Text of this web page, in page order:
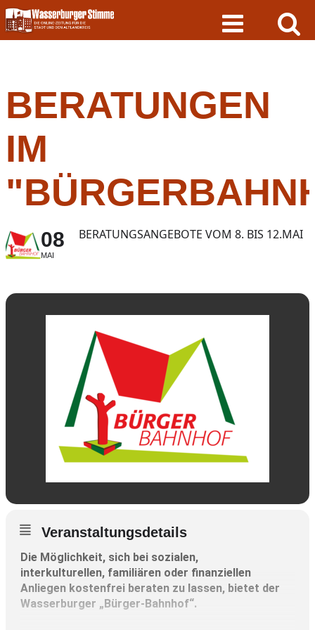
Skip
to
content
BERATUNGEN
IM
08
MAI
BERATUNGSANGEBOTE VOM 8. BIS 12.MAI
Veranstaltungsdetails
Die Möglichkeit, sich bei sozialen,
interkulturellen, familiären oder finanziellen
Anliegen kostenfrei beraten zu lassen, bietet der
Wasserburger „Bürger-Bahnhof“.